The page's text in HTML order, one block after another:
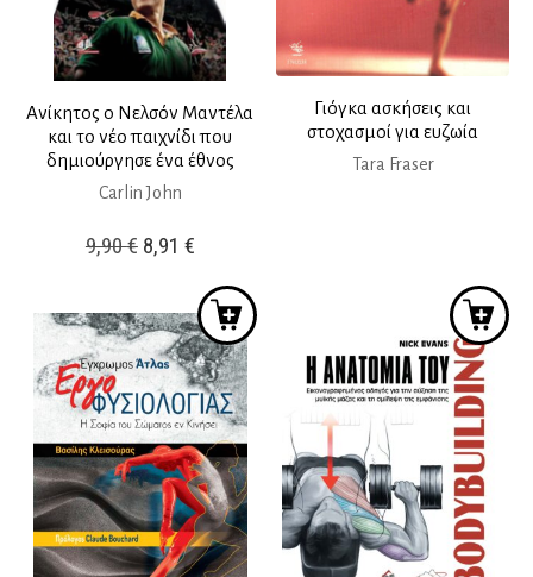
Ανίκητος ο Νελσόν Μαντέλα
και το νέο παιχνίδι που
δημιούργησε ένα έθνος
Carlin John
9,90€ Original
was:
9,90 €.
8,91 €Η
τιμή
είναι:
8,91 €.
Γιόγκα ασκήσεις και
στοχασμοί για ευζωία
Tara Fraser